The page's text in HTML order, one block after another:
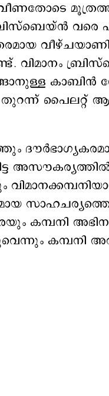
വരെ
വിമാനം
പൈലറ്റ്
കമ്പനി
കമ്പനി